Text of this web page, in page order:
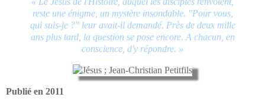
reste une énigme, un mystère insondable. "Pour vous,
qui suis-je ?" leur avait-il demandé. Près de deux mille
ans plus tard, la question se pose encore. A chacun, en
conscience, d'y répondre. »
Publié en 2011